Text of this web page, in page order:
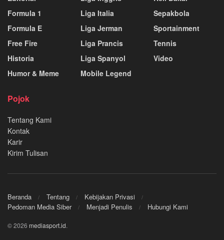
Formula 1
Formula E
Free Fire
Historia
Humor & Meme
Liga Italia
Liga Jerman
Liga Prancis
Liga Spanyol
Mobile Legend
Sepakbola
Sportainment
Tennis
Video
Pojok
Tentang Kami
Kontak
Karir
Kirim Tulisan
Beranda Tentang
Kebijakan Privasi
Pedoman Media Siber
Menjadi Penulis Hubungi Kami
© 2026 mediasport.id.